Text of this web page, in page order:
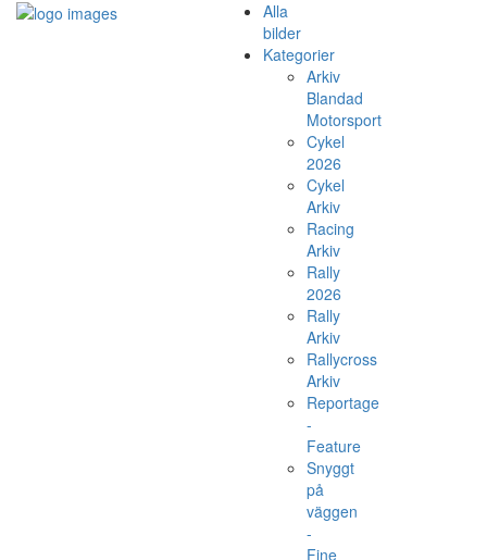
Alla
bilder
Kategorier
Arkiv
Blandad
Motorsport
Cykel
2026
Cykel
Arkiv
Racing
Arkiv
Rally
2026
Rally
Arkiv
Rallycross
Arkiv
Reportage
-
Feature
Snyggt
på
väggen
-
Fine